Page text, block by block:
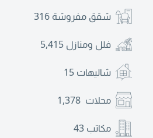
شقق مفروشة 316
فلل ومنازل 5,415
شاليهات 15
محلات 1,378
مكاتب 43